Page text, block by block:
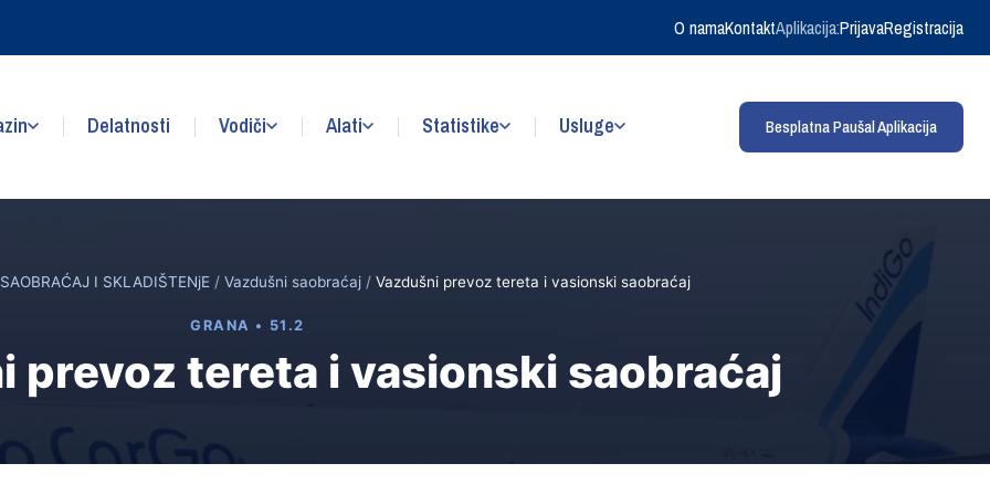
O namaKontaktAplikacija:PrijavaRegistracija
Delatnosti Vodiči Alati Statistike Usluge Besplatna Paušal Aplikacija
SAOBRAĆAJ I SKLADIŠTENjE / Vazdušni saobraćaj / Vazdušni prevoz tereta i vasionski saobraćaj
GRANA • 51.2
prevoz tereta i vasionski saobraćaj